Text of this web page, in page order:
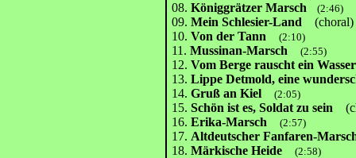
08.Königgrätzer Marsch (2:46)
09.Mein Schlesier-Land (choral)
10.Von der Tann (2:10)
11.Mussinan-Marsch (2:55)
12.Vom Berge rauscht ein Wasser
13.Lippe Detmold, eine
14.Gruß an Kiel(2:05)
15.Schön ist es, Soldat zu sein
16.Erika-Marsch (2:57)
17. Altdeutscher Fanfaren-
18.Märkische Heide (2:58)